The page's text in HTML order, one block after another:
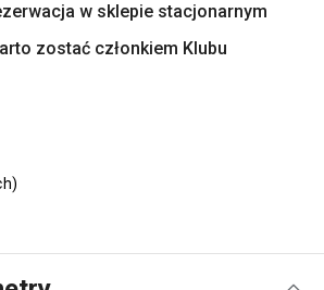
w sklepie stacjonarnym
zostać członkiem Klubu